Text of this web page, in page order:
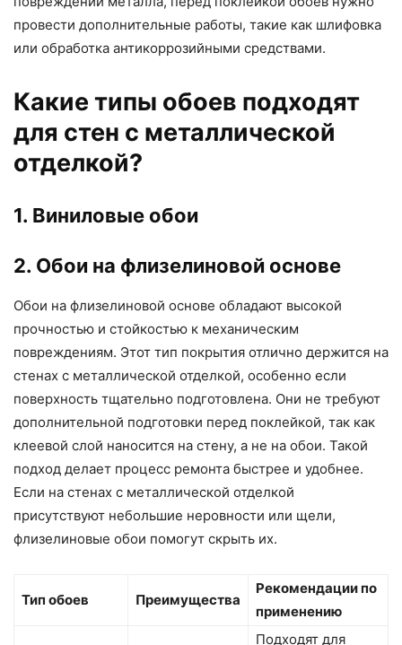
провести дополнительные работы, такие как шлифовка
или обработка антикоррозийными средствами.
Какие типы обоев подходят
для стен с металлической
отделкой?
1. Виниловые обои
2. Обои на флизелиновой основе
Обои на флизелиновой основе обладают высокой
прочностью и стойкостью к механическим
повреждениям. Этот тип покрытия отлично держится на
стенах с металлической отделкой, особенно если
поверхность тщательно подготовлена. Они не требуют
дополнительной подготовки перед поклейкой, так как
клеевой слой наносится на стену, а не на обои. Такой
подход делает процесс ремонта быстрее и удобнее.
Если на стенах с металлической отделкой
присутствуют небольшие неровности или щели,
флизелиновые обои помогут скрыть их.
Тип обоев Преимущества
Рекомендации по
применению
Подходят для